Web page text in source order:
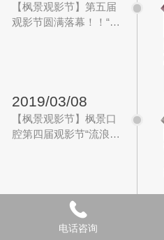
【枫景观影节】第五届
观影节圆满落幕！！“中
2019/03/08
【枫景观影节】枫景口
腔第四届观影节“流浪地
2019/01/02
【枫景观影节】枫景口
电话咨询